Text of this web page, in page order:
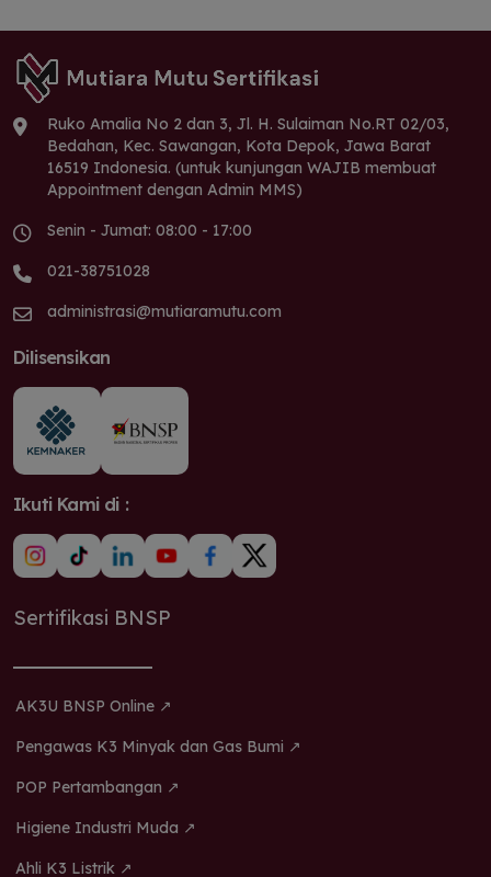
Ruko Amalia No 2 dan 3, Jl. H. Sulaiman No.RT 02/03,
Bedahan, Kec. Sawangan, Kota Depok, Jawa Barat
16519 Indonesia. (untuk kunjungan WAJIB membuat
Appointment dengan Admin MMS)
Senin - Jumat: 08:00 - 17:00
021-38751028
administrasi@mutiaramutu.com
Dilisensikan
Ikuti Kami di :
Sertifikasi BNSP
AK3U BNSP Online ↗
Pengawas K3 Minyak dan Gas Bumi ↗
POP Pertambangan ↗
Higiene Industri Muda ↗
Ahli K3 Listrik ↗